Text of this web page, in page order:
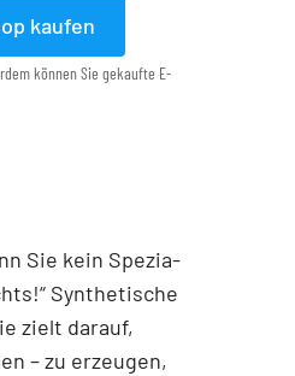
kaufen
können Sie gekaufte E-
Sie kein Spezia­
Synthetische
zielt darauf,
– zu erzeugen,